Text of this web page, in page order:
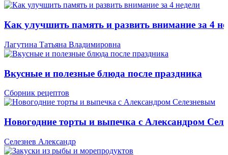
Как улучшить память и развить внимание за 4
Лагутина Татьяна Владимировна
Вкусные и полезные блюда после праздника
Сборник рецептов
Новогодние торты и выпечка с Александром
Селезнев Александр